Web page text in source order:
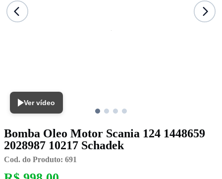
Ver vídeo
Bomba Oleo Motor Scania 124 1448659
2028987 10217 Schadek
Cod. do Produto: 691